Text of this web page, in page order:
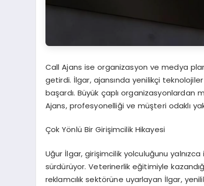
Call Ajans ise organizasyon ve medya
getirdi. İlgar, ajansında yenilikçi
başardı. Büyük çaplı
Ajans, profesyonelliği ve müşteri odaklı
Çok Yönlü Bir Girişimcilik Hikayesi
Uğur İlgar, girişimcilik yolculuğunu
sürdürüyor. Veterinerlik eğitimiyle
reklamcılık sektörüne uyarlayan İlgar,